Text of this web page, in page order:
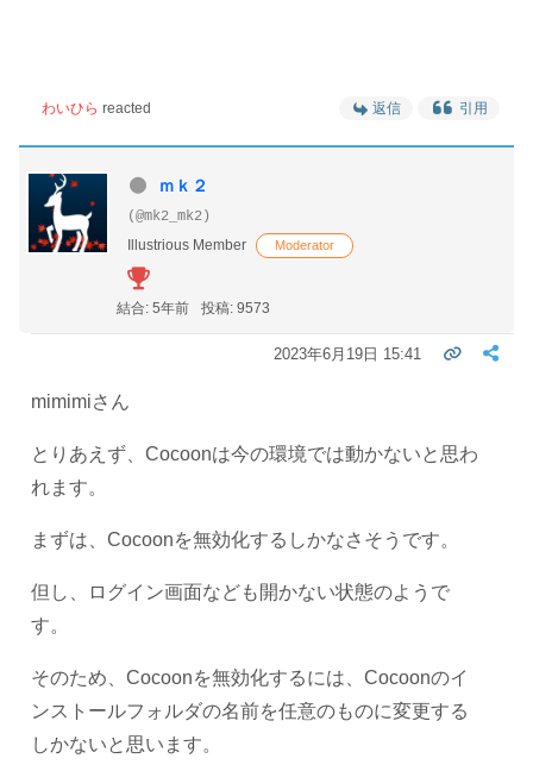
わいひら reacted 返信 引用
ｍｋ２
(@mk2_mk2)
Illustrious Member
Moderator
結合: 5年前 投稿: 9573
2023年6月19日 15:41
mimimiさん
とりあえず、Cocoonは今の環境では動かないと思わ
れます。
まずは、Cocoonを無効化するしかなさそうです。
但し、ログイン画面なども開かない状態のようで
す。
そのため、Cocoonを無効化するには、Cocoonのイ
ンストールフォルダの名前を任意のものに変更する
しかないと思います。